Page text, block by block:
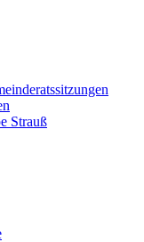
Strauß